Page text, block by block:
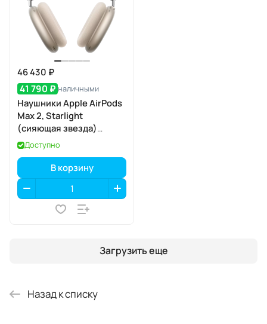
46 430 ₽
41 790 ₽ наличными
Наушники Apple AirPods
Max 2, Starlight
(сияющая звезда)
(MHWL4)
Доступно
В корзину
Загрузить еще
Назад к списку